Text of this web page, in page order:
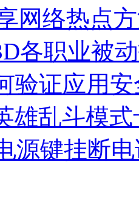
网络热点
各职业被
验证应用
雄乱斗模
源键挂断